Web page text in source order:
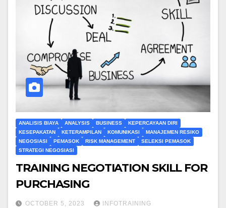
ANALISIS BIAYA ANALYSIS BUSINESS
KEPERCAYAAN DIRI
KESEPAKATAN
KETERAMPILAN KOMUNIKASI
MANAJEMEN RESIKO
NEGOSIASI
PEMASOK RISK MANAGEMENT
SELEKSI PEMASOK
STRATEGI NEGOSIASI
TRAINING NEGOTIATION SKILL FOR
PURCHASING
OCTOBER 5, 2023 INFOTRAINING